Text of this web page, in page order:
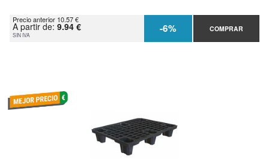
Precio anterior 10.57 €
A partir de: 9.94 €
SIN IVA -6% COMPRAR